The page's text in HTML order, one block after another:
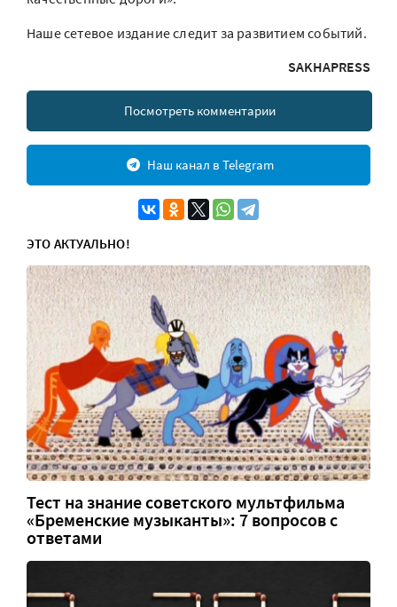
Наше сетевое издание следит за развитием событий.
SAKHAPRESS
Посмотреть комментарии
Наш канал в Telegram
ЭТО АКТУАЛЬНО!
Тест на знание советского мультфильма
«Бременские музыканты»: 7 вопросов с
ответами